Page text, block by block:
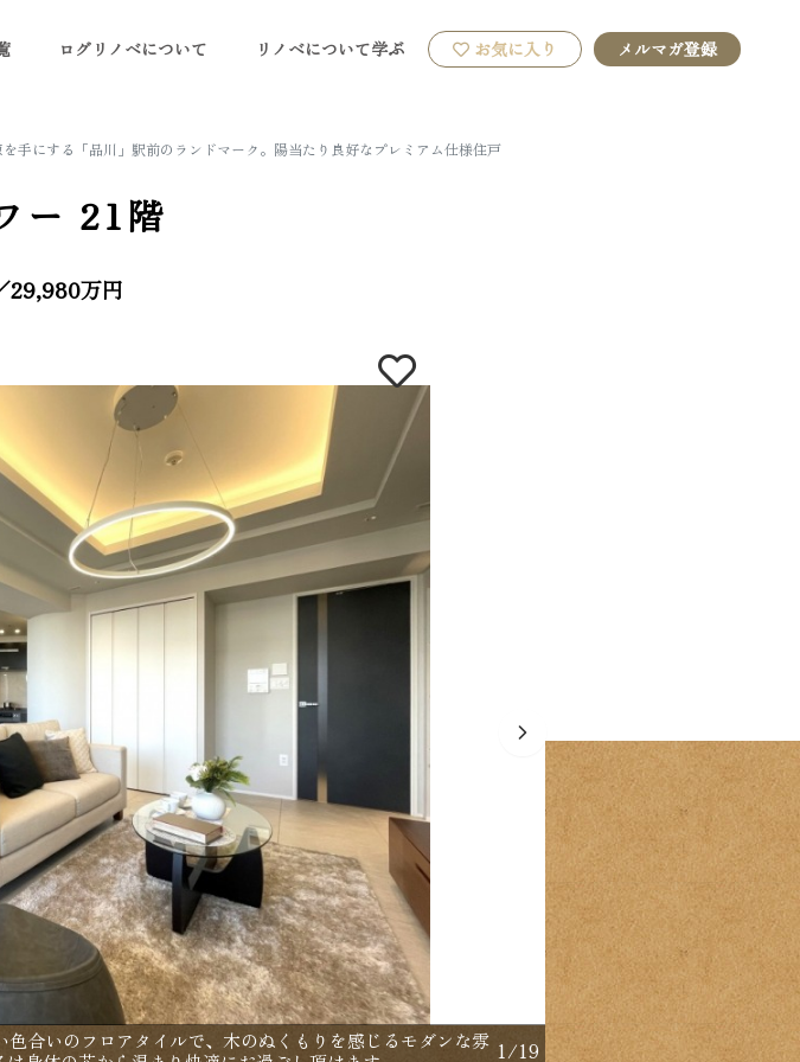
ログリノベについて リノベについて学ぶ お気に入り メルマガ登録
手にする「品川」駅前のランドマーク。陽当たり良好なプレミアム仕様住戸
ー 21階
29,980万円
合いのフロアタイルで、木のぬくもりを感じるモダンな雰 1/19
【間取り：2LDK】専有
ークインクローゼット付